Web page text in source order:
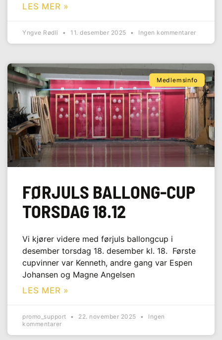
LES MER »
Yngve Rødli 11. desember 2025 Ingen kommentarer
Medlemsinfo
FØRJULS BALLONG-CUP
TORSDAG 18.12
Vi kjører videre med førjuls ballongcup i
desember torsdag 18. desember kl. 18. Første
cupvinner var Kenneth, andre gang var Espen
Johansen og Magne Angelsen
LES MER »
promo_support 22. november 2025
Ingen
kommentarer